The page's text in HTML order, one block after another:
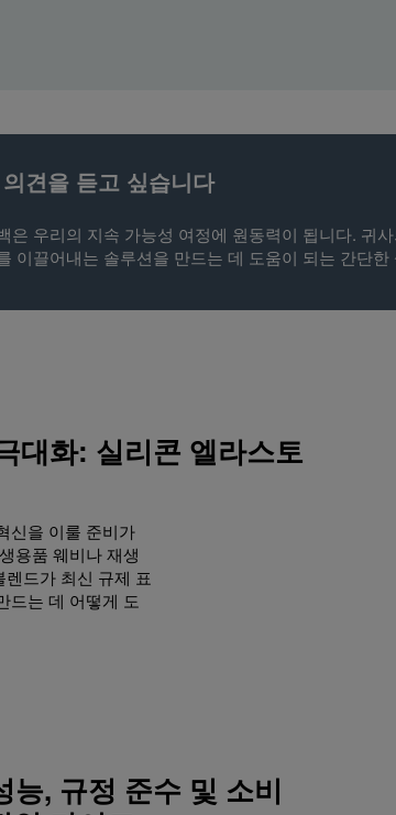
견을 듣고 싶습니다
은 우리의 지속 가능성 여정에 원동력이 됩니다. 귀
이끌어내는 솔루션을 만드는 데 도움이 되는 간단
대화: 실리콘 엘라스토
신을 이룰 준비가
용품 웨비나 재생
드가 최신 규제 표
드는 데 어떻게 도
, 규정 준수 및 소비